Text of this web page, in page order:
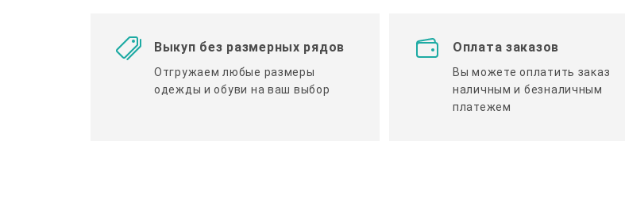
Выкуп без размерных рядов
Отгружаем любые размеры
одежды и обуви на ваш выбор
Оплата заказов
Вы можете оплатить заказ
наличным и безналичным
платежем